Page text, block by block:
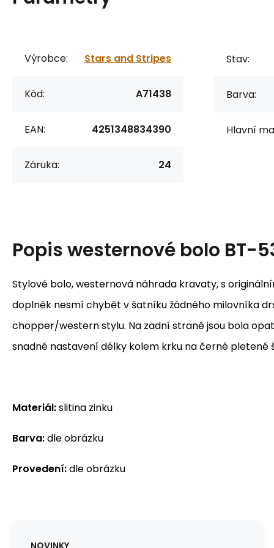
Výrobce: Stars and Stripes
Kód: A71438
EAN: 4251348834390
Záruka: 24
Stav:
Barva:
Hlavní
Popiswesternové bolo BT-
Stylové bolo, westernová náhrada kravaty, s
doplněk nesmí chybět v šatníku žádného milovníka
chopper/western stylu. Na zadní straně jsou bola
snadné nastavení délky kolem krku na černé pletené
Materiál:slitina zinku
Barva:dle obrázku
Provedení:dle obrázku
NOVINKY